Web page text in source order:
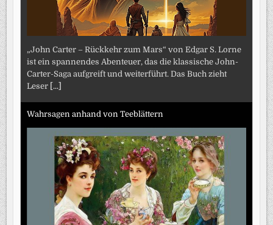
„John Carter – Rückkehr zum Mars“ von Edgar S. Lorne
ist ein spannendes Abenteuer, das die klassische John-
Carter-Saga aufgreift und weiterführt. Das Buch zieht
Leser [...]
Wahrsagen anhand von Teeblättern